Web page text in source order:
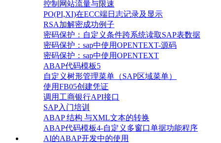
控制网站流量与限速
PO(PI,XI)在ECC端日志记录及显示
RSA加解密成功例子
密码保护：自定义条件跨系统读取SAP表数据
密码保护：sap中使用OPENTEXT-源码
密码保护：sap中使用OPENTEXT
ABAP代码模板5
自定义树形管理菜单（SAP区域菜单）
使用FB05创建凭证
调用工商银行API接口
SAP入门培训
ABAP 结构 与XML文本的转换
ABAP代码模板4-自定义多窗口单据功能程序
AI的ABAP开发中的使用